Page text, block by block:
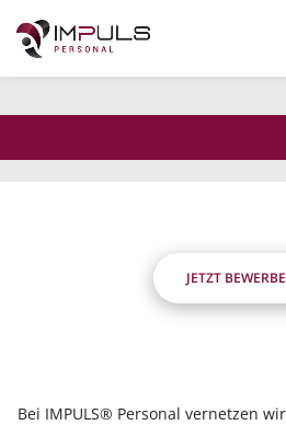
Inhalt
dass Du flexibel
Wir nicht.
JETZT
Bei IMPULS® Personal vernetzen